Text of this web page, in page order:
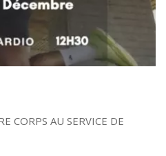
CORPS AU SERVICE DE